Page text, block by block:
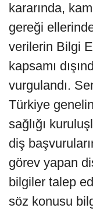
kararında,
gereği
verilerin Bilgi
kapsamı
vurgulandı.
Türkiye
sağlığı
diş
görev yapan
bilgiler talep
söz konusu